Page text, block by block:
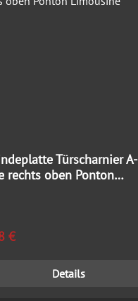
Türscharnier A-
rechts oben Ponton
Preis:
€
Details